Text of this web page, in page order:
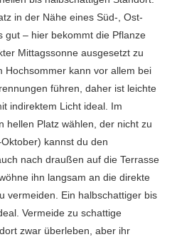
in der Nähe eines Süd-, Ost-
gut – hier bekommt die Pflanze
Mittagssonne ausgesetzt zu
Hochsommer kann vor allem bei
führen, daher ist leichte
indirektem Licht ideal. Im
hellen Platz wählen, der nicht zu
kannst du den
nach draußen auf die Terrasse
ihn langsam an die direkte
vermeiden. Ein halbschattiger bis
Vermeide zu schattige
zwar überleben, aber ihr